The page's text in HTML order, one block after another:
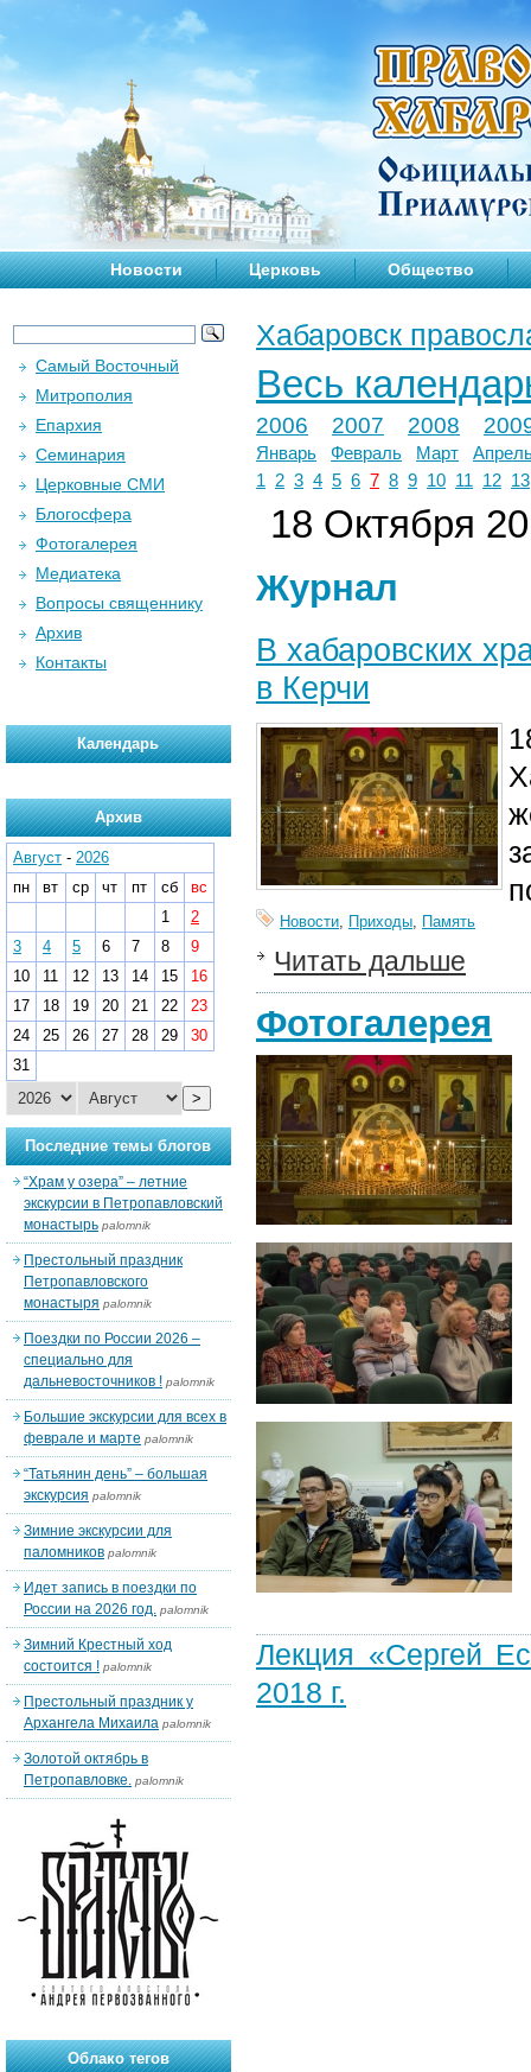
Новости Церковь Общество
Хабаровск
Весь
2006 2007 2008
Январь Февраль Март
1
2 3 4 5 6 7 8 9 10 11 12 13
18 Октября
Журнал
В хабаровских
в Керчи
Новости, Приходы, Память
Читать дальше
Фотогалерея
Лекция «Сергей
2018 г.
Самый Восточный
Митрополия
Епархия
Семинария
Церковные СМИ
Блогосфера
Фотогалерея
Медиатека
Вопросы священнику
Архив
Контакты
Календарь
Архив
Август - 2026
пн
вт ср чт пт сб
вс
1
2
3
4 5 6 7 8
9
10
11 12 13 14 15
16
17
18 19 20 21 22
23
24
25 26 27 28 29
30
31
>
Последние темы блогов
“Храм у озера” – летние
экскурсии в Петропавловский
монастырь palomnik
Престольный праздник
Петропавловского
монастыря palomnik
Поездки по России 2026 –
специально для
дальневосточников ! palomnik
Большие экскурсии для всех в
феврале и марте palomnik
“Татьянин день” – большая
экскурсия palomnik
Зимние экскурсии для
паломников palomnik
Идет запись в поездки по
России на 2026 год. palomnik
Зимний Крестный ход
состоится ! palomnik
Престольный праздник у
Архангела Михаила palomnik
Золотой октябрь в
Петропавловке. palomnik
Облако тегов